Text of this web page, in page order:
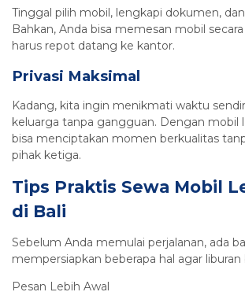
Tinggal pilih mobil, lengkapi dokumen,
Bahkan, Anda bisa memesan mobil
harus repot datang ke kantor.
Privasi Maksimal
Kadang, kita ingin menikmati waktu
keluarga tanpa gangguan. Dengan mobil
bisa menciptakan momen berkualitas
pihak ketiga.
Tips Praktis Sewa Mobil
di Bali
Sebelum Anda memulai perjalanan, ada
mempersiapkan beberapa hal agar liburan
Pesan Lebih Awal